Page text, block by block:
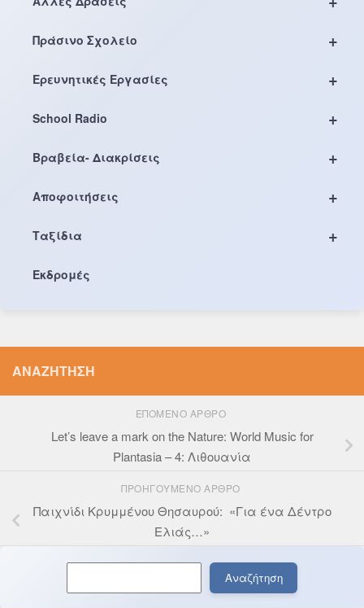
+
Πράσινο Σχολείο
+
Ερευνητικές Εργασίες
+
School Radio
+
Βραβεία- Διακρίσεις
+
Αποφοιτήσεις
+
Ταξίδια
Εκδρομές
ΑΝΑΖΉΤΗΣΗ
ΕΠΌΜΕΝΟ ΆΡΘΡΟ
Let’s leave a mark on the Nature: World Music for
Plantasia – 4: Λιθουανία
ΠΡΟΗΓΟΎΜΕΝΟ ΆΡΘΡΟ
Παιχνίδι Κρυμμένου Θησαυρού: «Για ένα Δέντρο
Ελιάς…»
Αναζήτηση